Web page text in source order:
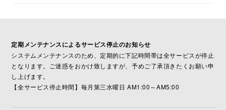
定期メンテナンスによるサービス停止のお知らせ
システムメンテナンスのため、定期的に下記時間帯は全サービスが停止
となります。ご迷惑をおかけ致しますが、予めご了承頂きたくお願い申
し上げます。
【全サービス停止時間】毎月第三水曜日 AM1:00～AM5:00